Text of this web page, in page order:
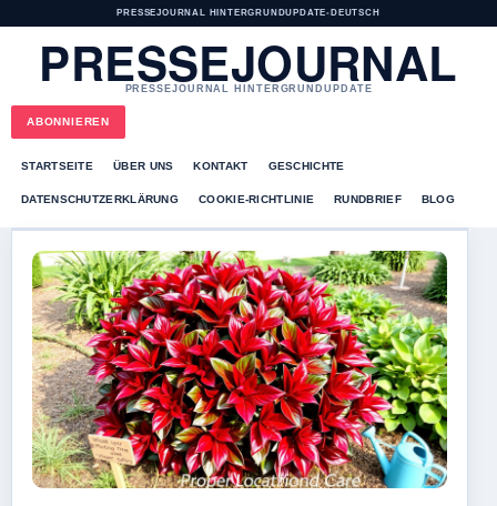
PRESSEJOURNAL HINTERGRUNDUPDATE• DEUTSCH
PRESSEJOURNAL
PRESSEJOURNAL HINTERGRUNDUPDATE
ABONNIEREN
STARTSEITE ÜBER UNS KONTAKT GESCHICHTE
DATENSCHUTZERKLÄRUNG COOKIE-RICHTLINIE RUNDBRIEF BLOG